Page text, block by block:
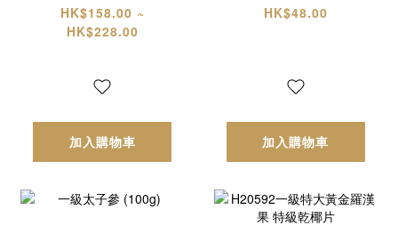
HK$158.00 ~
HK$228.00
加入購物車
HK$48.00
加入購物車